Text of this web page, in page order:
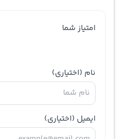
امتیاز شما
نام (اختیاری)
ایمیل (اختیاری)